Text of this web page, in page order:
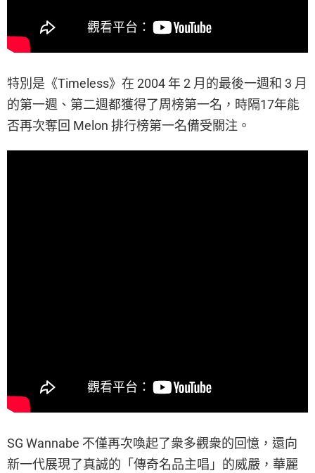
特別是《Timeless》在 2004 年 2 月的最後一週和 3 月
的第一週、第二週都獲得了周榜第一名，時隔17年能
否再次奪回 Melon 排行榜第一名備受關注。
SG Wannabe 不僅再次喚起了衆多觀衆的回憶，還向
新一代展現了真誠的「傳奇名品主唱」的威嚴，華麗